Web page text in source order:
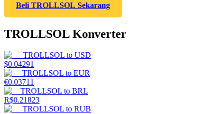
Beli TROLLSOL Sekarang
TROLLSOL Konverter
TROLLSOL to USD
$0.04291
TROLLSOL to EUR
€0.03711
TROLLSOL to BRL
R$0.21823
TROLLSOL to RUB